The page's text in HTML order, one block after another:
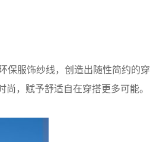
服饰纱线，创造出随性简约的穿
，赋予舒适自在穿搭更多可能。